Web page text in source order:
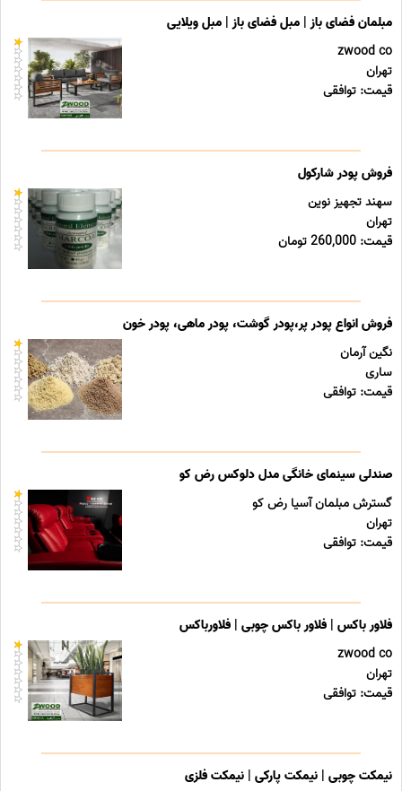
مبلمان فضای باز | مبل فضای باز | مبل ویلایی
zwood co
تهران
قیمت: توافقی
فروش پودر شارکول
سهند تجهیز نوین
تهران
قیمت: 260,000 تومان
فروش انواع پودر پر،پودر گوشت، پودر ماهی، پودر خون
نگین آرمان
ساری
قیمت: توافقی
صندلی سینمای خانگی مدل دلوکس رض کو
گسترش مبلمان آسیا رض کو
تهران
قیمت: توافقی
فلاور باکس | فلاور باکس چوبی | فلاورباکس
zwood co
تهران
قیمت: توافقی
نیمکت چوبی | نیمکت پارکی | نیمکت فلزی